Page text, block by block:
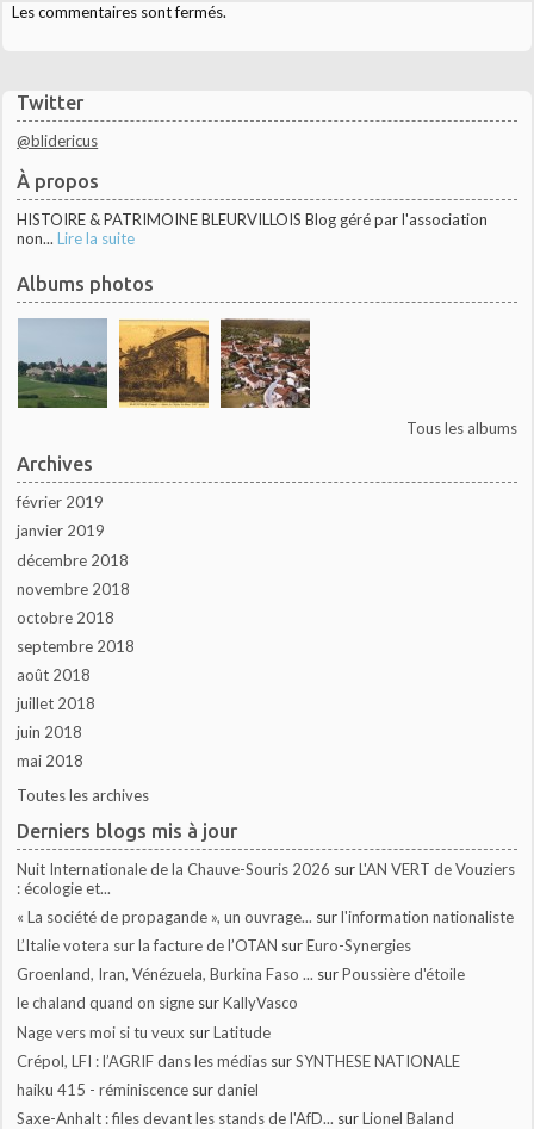
Twitter
@blidericus
À propos
HISTOIRE & PATRIMOINE BLEURVILLOIS Blog géré par l'association
non... Lire la suite
Albums photos
Tous les albums
Archives
février 2019
janvier 2019
décembre 2018
novembre 2018
octobre 2018
septembre 2018
août 2018
juillet 2018
juin 2018
mai 2018
Toutes les archives
Derniers blogs mis à jour
Nuit Internationale de la Chauve-Souris 2026 surL'AN VERT de Vouziers
: écologie et...
« La société de propagande », un ouvrage... surl'information nationaliste
L’Italie votera sur la facture de l’OTAN surEuro-Synergies
Groenland, Iran, Vénézuela, Burkina Faso ... surPoussière d'étoile
le chaland quand on signe surKallyVasco
Nage vers moi si tu veux surLatitude
Crépol, LFI : l’AGRIF dans les médias surSYNTHESE NATIONALE
haiku 415 - réminiscence surdaniel
Saxe-Anhalt : files devant les stands de l'AfD... surLionel Baland
Les commentaires sont fermés.